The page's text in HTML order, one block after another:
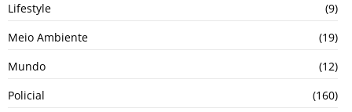
Lifestyle
(9)
Meio Ambiente
(19)
Mundo
(12)
Policial
(160)